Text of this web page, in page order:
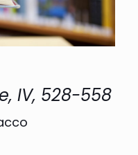
IV, 528-558